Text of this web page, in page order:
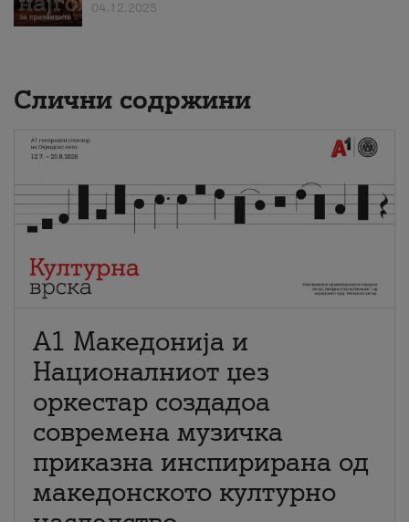
04.12.2025
Слични содржини
А1 Македонија и
Националниот џез
оркестар создадоа
современа музичка
приказна инспирирана од
македонското културно